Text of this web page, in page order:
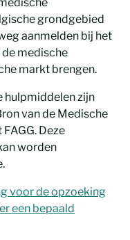
grondgebied
aanmelden bij het
de medische
markt brengen.
hulpmiddelen zijn
van de Medische
Deze
worden
voor de opzoeking
een bepaald